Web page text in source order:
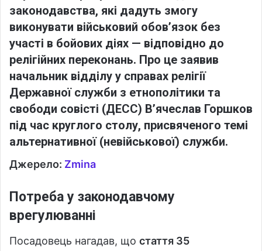
законодавства, які дадуть змогу
виконувати військовий обов’язок без
участі в бойових діях — відповідно до
релігійних переконань. Про це заявив
начальник відділу у справах релігії
Державної служби з етнополітики та
свободи совісті (ДЕСС) В’ячеслав Горшков
під час круглого столу, присвяченого темі
альтернативної (невійськової) служби.
Джерело: Zmina
Потреба у законодавчому
врегулюванні
Посадовець нагадав, що стаття 35